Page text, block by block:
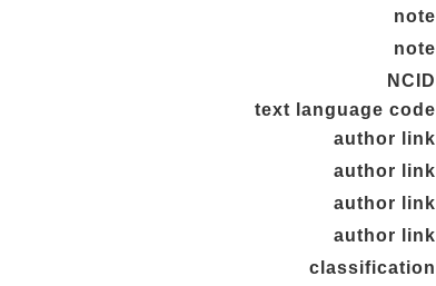
note
note
NCID
text language code
author link
author link
author link
author link
classification